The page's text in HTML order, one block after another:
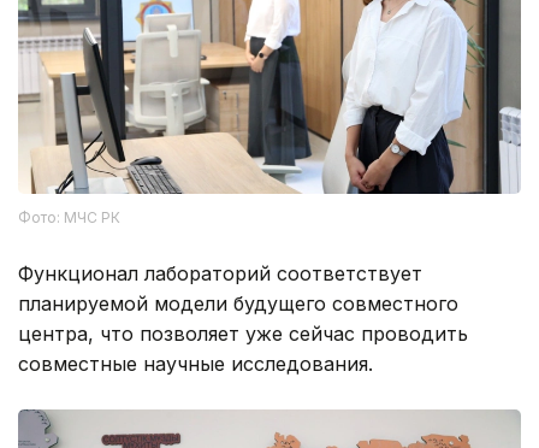
Фото: МЧС РК
Функционал лабораторий соответствует
планируемой модели будущего совместного
центра, что позволяет уже сейчас проводить
совместные научные исследования.